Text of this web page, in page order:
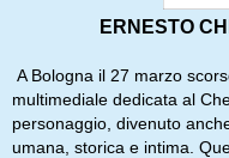
ERNESTO
A Bologna il 27 marzo
multimediale dedicata al
personaggio, divenuto
umana, storica e intima.